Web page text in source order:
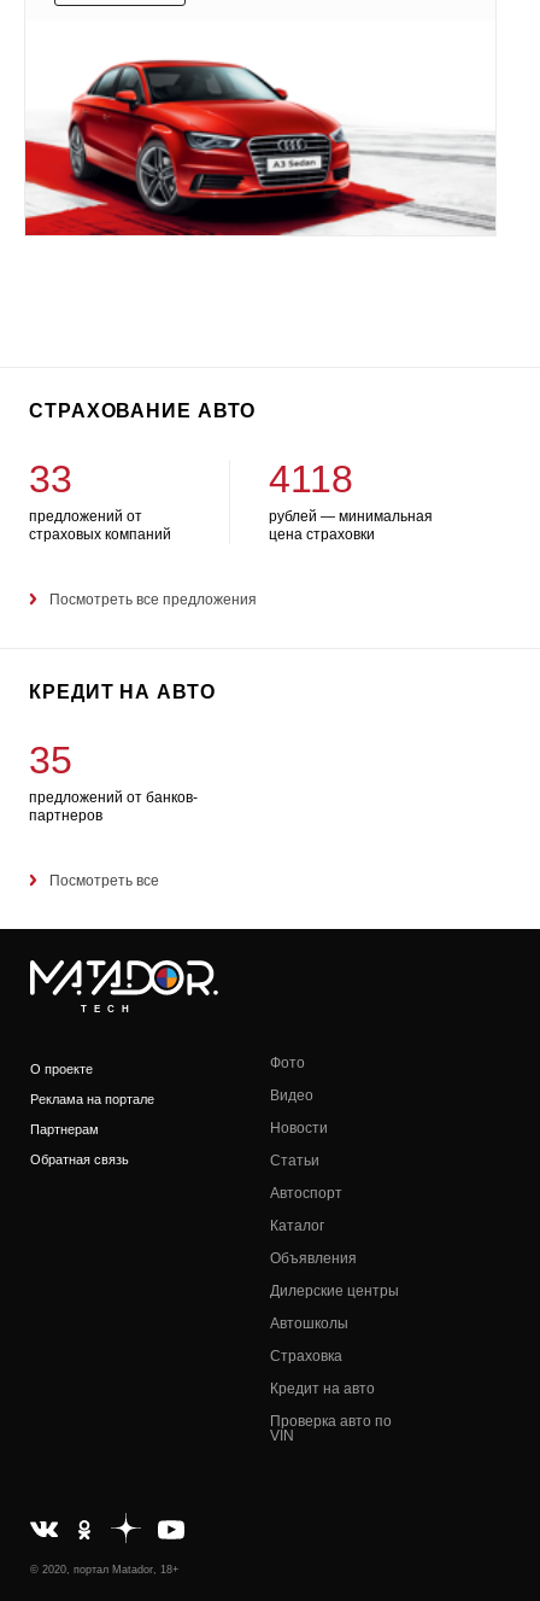
СТРАХОВАНИЕ АВТО
33
предложений от
страховых компаний
4118
рублей — минимальная
цена страховки
Посмотреть все предложения
КРЕДИТ НА АВТО
35
предложений от банков-
партнеров
Посмотреть все
TECH
О проекте
Реклама на портале
Партнерам
Обратная связь
Фото
Видео
Новости
Статьи
Автоспорт
Каталог
Объявления
Дилерские центры
Автошколы
Страховка
Кредит на авто
Проверка авто по
VIN
© 2020, портал Matador, 18+